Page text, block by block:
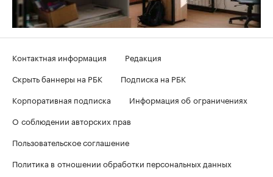
Контактная информация
Редакция
Скрыть баннеры на РБК
Подписка на РБК
Корпоративная подписка
Информация об ограничениях
О соблюдении авторских прав
Пользовательское соглашение
Политика в отношении обработки персональных данных